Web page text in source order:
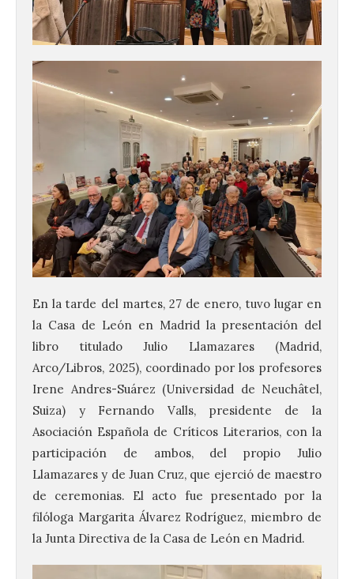
En la tarde del martes, 27 de enero, tuvo lugar en
la Casa de León en Madrid la presentación del
libro titulado Julio Llamazares (Madrid,
Arco/Libros, 2025), coordinado por los profesores
Irene Andres-Suárez (Universidad de Neuchâtel,
Suiza) y Fernando Valls, presidente de la
Asociación Española de Críticos Literarios, con la
participación de ambos, del propio Julio
Llamazares y de Juan Cruz, que ejerció de maestro
de ceremonias. El acto fue presentado por la
filóloga Margarita Álvarez Rodríguez, miembro de
la Junta Directiva de la Casa de León en Madrid.